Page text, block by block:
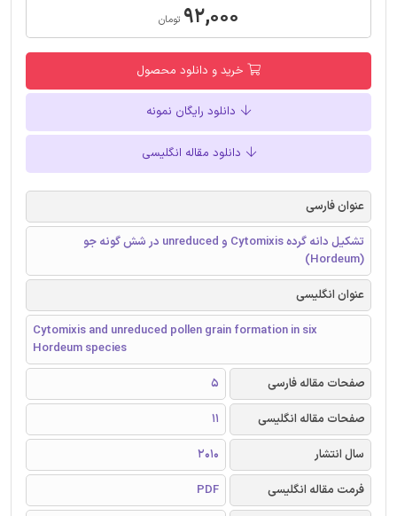
۹۲,۰۰۰ تومان
خرید و دانلود محصول
دانلود رایگان نمونه
دانلود مقاله انگلیسی
عنوان فارسی
تشکیل دانه گرده Cytomixis و unreduced در شش گونه جو
(Hordeum)
عنوان انگلیسی
Cytomixis and unreduced pollen grain formation in six
Hordeum species
صفحات مقاله فارسی
5
صفحات مقاله انگلیسی
11
سال انتشار
2010
فرمت مقاله انگلیسی
PDF